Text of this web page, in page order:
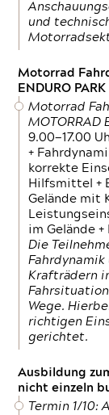
und
Motorrad
ENDURO PARK
Motorrad
MOTORRAD
9.00—17.00
+
korrekte
Hilfsmittel +
Gelände mit
im Gelände
Die
Krafträdern
Wege.
richtigen
gerichtet.
Ausbildung
nicht einzeln
Termin 1/10: